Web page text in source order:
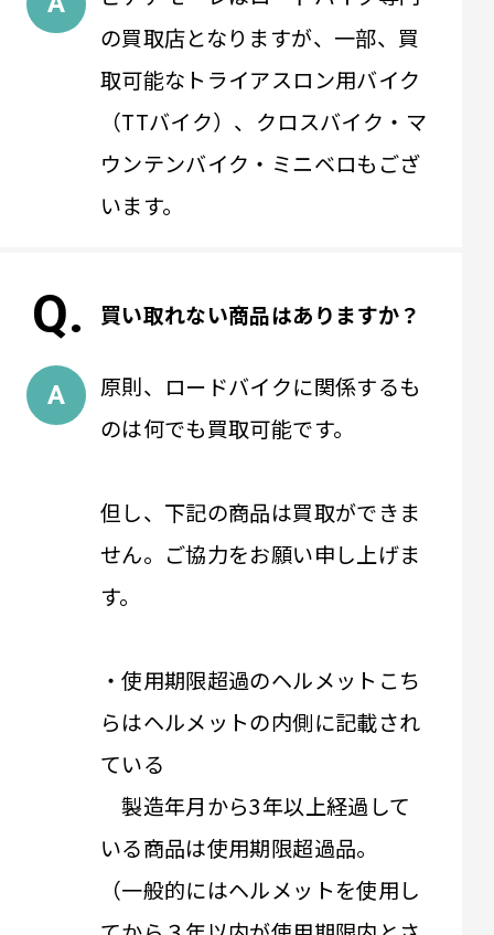
の買取店となりますが、一部、買
取可能なトライアスロン用バイク
（TTバイク）、クロスバイク・マ
ウンテンバイク・ミニベロもござ
います。
買い取れない商品はありますか？
原則、ロードバイクに関係するも
のは何でも買取可能です。
但し、下記の商品は買取ができま
せん。ご協力をお願い申し上げま
す。
・使用期限超過のヘルメットこち
らはヘルメットの内側に記載され
ている
製造年月から3年以上経過して
いる商品は使用期限超過品。
（一般的にはヘルメットを使用し